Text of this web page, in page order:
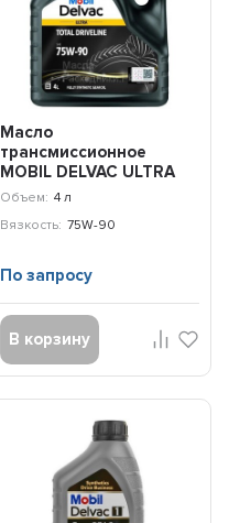
Масло
трансмиссионное
MOBIL DELVAC ULTRA
TOTAL DRIVELINE
Объем: 4 л
Вязкость: 75W-90
По запросу
В корзину